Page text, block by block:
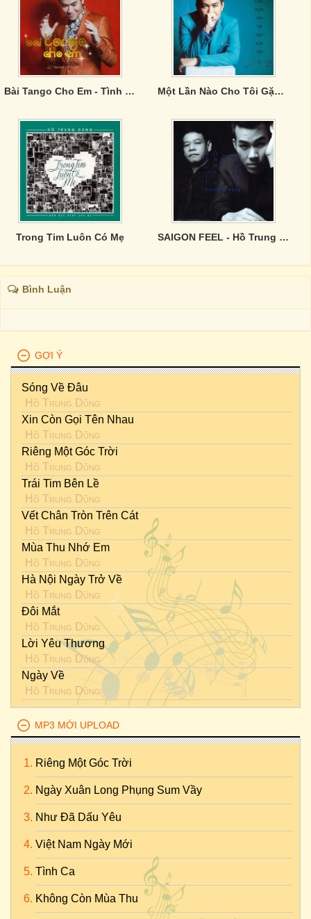
Bài Tango Cho Em - Tình Khúc Lam Phương Một Lần Nào Cho Tôi Gặp Lại Em - Tình Khúc Vũ Thành An
Trong Tim Luôn Có Mẹ SAIGON FEEL - Hồ Trung Dũng
Bình Luận
GỢI Ý
Sóng Về Đâu
Hồ Trung Dũng
Xin Còn Gọi Tên Nhau
Hồ Trung Dũng
Riêng Một Góc Trời
Hồ Trung Dũng
Trái Tim Bên Lề
Hồ Trung Dũng
Vết Chân Tròn Trên Cát
Hồ Trung Dũng
Mùa Thu Nhớ Em
Hồ Trung Dũng
Hà Nội Ngày Trở Về
Hồ Trung Dũng
Đôi Mắt
Hồ Trung Dũng
Lời Yêu Thương
Hồ Trung Dũng
Ngày Về
Hồ Trung Dũng
MP3 MỚI UPLOAD
Riêng Một Góc Trời
Ngày Xuân Long Phụng Sum Vầy
Như Đã Dấu Yêu
Việt Nam Ngày Mới
Tình Ca
Không Còn Mùa Thu